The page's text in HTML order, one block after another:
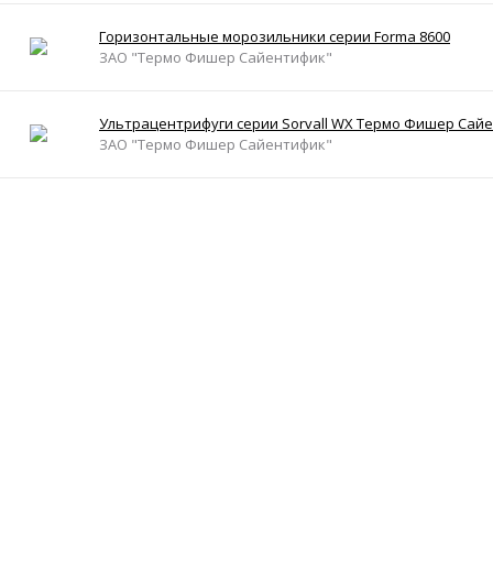
Горизонтальные морозильники серии Forma 8600
ЗАО "Термо Фишер Сайентифик"
Ультрацентрифуги серии Sorvall WX Термо Фишер
ЗАО "Термо Фишер Сайентифик"